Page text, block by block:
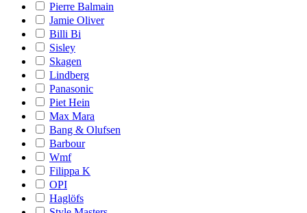
Pierre Balmain
Jamie Oliver
Billi Bi
Sisley
Skagen
Lindberg
Panasonic
Piet Hein
Max Mara
Bang & Olufsen
Barbour
Wmf
Filippa K
OPI
Haglöfs